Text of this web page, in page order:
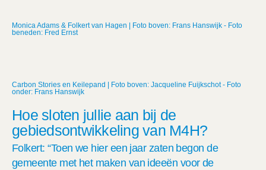
Monica Adams & Folkert van Hagen | Foto boven: Frans Hanswijk - Foto
beneden: Fred Ernst
Carbon Stories en Keilepand | Foto boven: Jacqueline Fuijkschot - Foto
onder: Frans Hanswijk
Hoe sloten jullie aan bij de
gebiedsontwikkeling van M4H?
Folkert: “Toen we hier een jaar zaten begon de
gemeente met het maken van ideeën voor de